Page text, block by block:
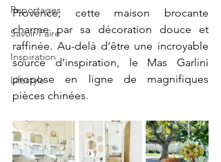
Reportages
Savoir-Faire
Inspiration
Lifestyle
Provence, cette maison brocante
charme par sa décoration douce et
raffinée. Au-delà d’être une incroyable
source d’inspiration, le Mas Garlini
propose en ligne de magnifiques
pièces chinées.